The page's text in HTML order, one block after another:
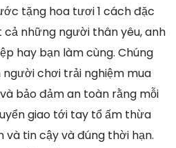
tặng hoa tươi 1 cách đặc
những người thân yêu, anh
hay bạn làm cùng. Chúng
chơi trải nghiệm mua
bảo đảm an toàn rằng mỗi
giao tới tay tổ ấm thừa
tin cậy và đúng thời hạn.